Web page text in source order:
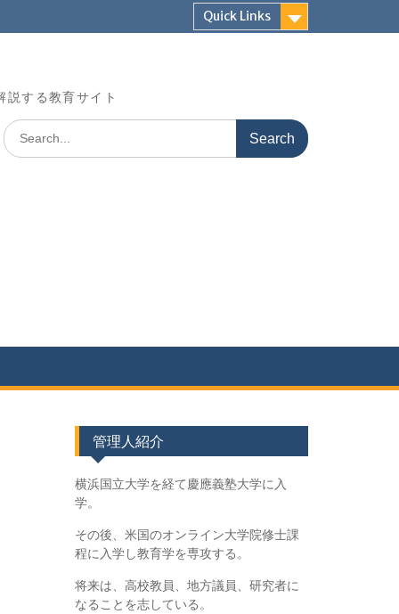
Quick Links
する教育サイト
Search
for:
管理人紹介
横浜国立大学を経て慶應義塾大学に入
学。
その後、米国のオンライン大学院修士課
程に入学し教育学を専攻する。
将来は、高校教員、地方議員、研究者に
なることを志している。